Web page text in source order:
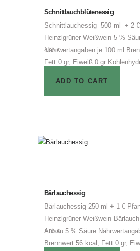
Schnittlauchblütenessig
Schnittlauchessig 500 ml + 2
Heinzlgrüner Weißwein 5 %
Nährwertangaben je 100 ml
Fett 0 gr, Eiweiß 0 gr
4,00€
ADD TO CART
Bärlauchessig
Bärlauchessig 250 ml + 1 €
Heinzlgrüner Weißwein
Anbau 5 % Säure
Brennwert 56 kcal, Fett 0 gr,
2,50€